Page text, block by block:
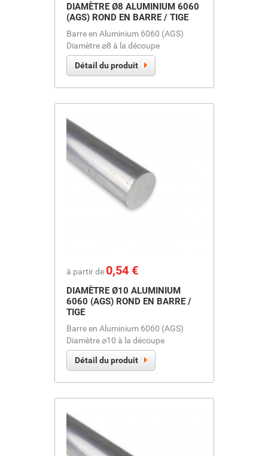
DIAMÈTRE Ø8 ALUMINIUM 6060
(AGS) ROND EN BARRE / TIGE
Barre en Aluminium 6060 (AGS)
Diamètre ⌀8 à la découpe
Détail du produit
à partir de Prix
0,54 €
DIAMÈTRE Ø10 ALUMINIUM
6060 (AGS) ROND EN BARRE /
TIGE
Barre en Aluminium 6060 (AGS)
Diamètre ⌀10 à la découpe
Détail du produit